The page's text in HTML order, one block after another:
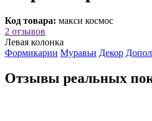
Код товара: макси космос
2 отзывов
Левая колонка
Формикарии Муравьи Декор
Отзывы реальных